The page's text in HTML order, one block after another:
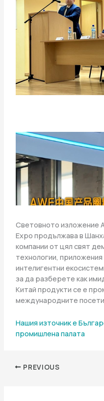
Световното изложение
Expo продължава в
компании от цял ​​свят
технологии, приложения
интелигентни
за да разберете как
Китай продукти се е
международните
Нашия източник е
промишлена палaта
PREVIOUS